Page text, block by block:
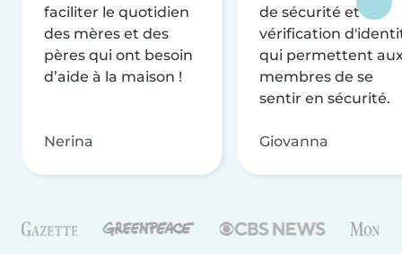
faciliter le quotidien
des mères et des
pères qui ont besoin
d’aide à la maison !
Nerina
de sécurité et de
vérification
qui permettent
membres de se
sentir en sécurité.
Giovanna